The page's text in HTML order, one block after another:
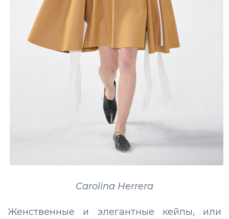
Carolina Herrera
Женственные и элегантные кейпы, или